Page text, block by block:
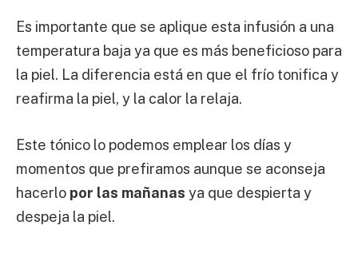
Es importante que se aplique esta infusión a una
temperatura baja ya que es más beneficioso para
la piel. La diferencia está en que el frío tonifica y
reafirma la piel, y la calor la relaja.
Este tónico lo podemos emplear los días y
momentos que prefiramos aunque se aconseja
hacerlo por las mañanas ya que despierta y
despeja la piel.